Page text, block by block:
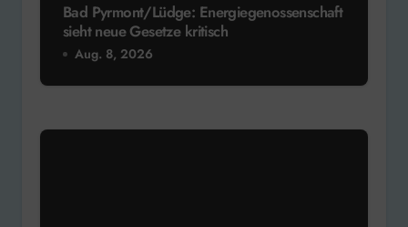
Bad Pyrmont/Lüdge: Energiegenossenschaft
sieht neue Gesetze kritisch
Aug. 8, 2026